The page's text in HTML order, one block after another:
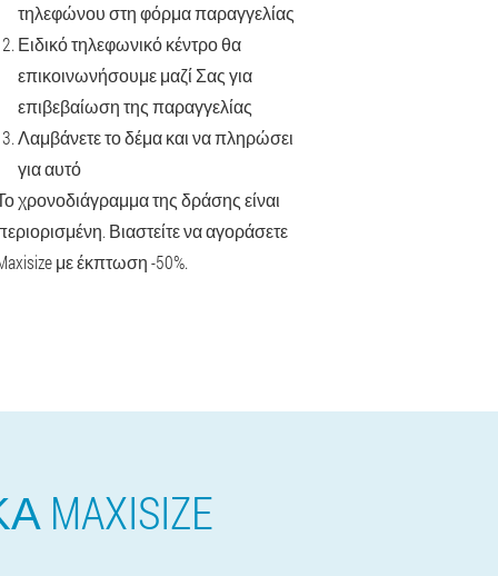
τηλεφώνου στη φόρμα παραγγελίας
Ειδικό τηλεφωνικό κέντρο θα
επικοινωνήσουμε μαζί Σας για
επιβεβαίωση της παραγγελίας
Λαμβάνετε το δέμα και να πληρώσει
για αυτό
χρονοδιάγραμμα της δράσης είναι
Βιαστείτε να αγοράσετε
με έκπτωση -50%.